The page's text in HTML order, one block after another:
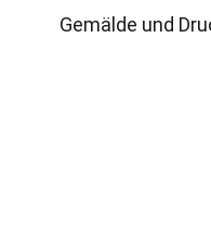
Gemälde und